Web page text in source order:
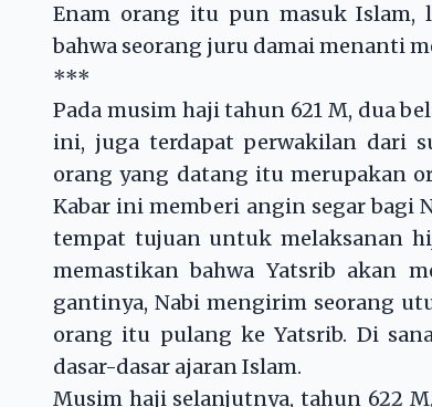
Enam orang itu pun masuk Islam,
bahwa seorang juru damai menanti
***
Pada musim haji tahun 621 M, dua
ini, juga terdapat perwakilan dari
orang yang datang itu merupakan
Kabar ini memberi angin segar bagi
tempat tujuan untuk melaksanan
memastikan bahwa Yatsrib akan
gantinya, Nabi mengirim seorang
orang itu pulang ke Yatsrib. Di
dasar-dasar ajaran Islam.
Musim haji selanjutnya, tahun 622